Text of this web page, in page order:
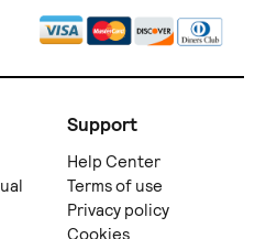
Support
Help Center
Terms of use
Privacy policy